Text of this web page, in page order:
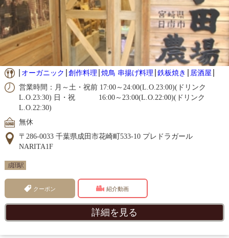
オーガニック 創作料理 焼鳥 串揚げ料理 鉄板焼き
居酒屋
営業時間：月～土・祝前 17:00～24:00(L.O.23:00)(ドリンク
L.O.23:30) 日・祝 16:00～23:00(L.O.22:00)(ドリンク
L.O.22:30)
無休
〒286-0033 千葉県成田市花崎町533-10 プレドラガール
NARITA1F
成田駅
クーポン 紹介動画
詳細を見る